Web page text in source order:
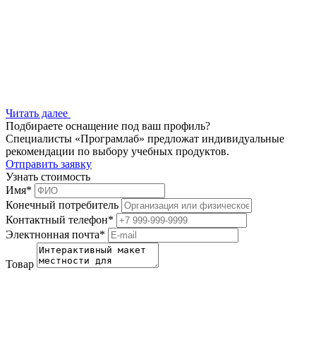
Читать далее
Подбираете оснащение под ваш профиль?
Специалисты «Програмлаб» предложат индивидуальные
рекомендации по выбору учебных продуктов.
Отправить заявку
Узнать стоимость
Имя*
Конечный потребитель
Контактный телефон*
Электнонная почта*
Товар